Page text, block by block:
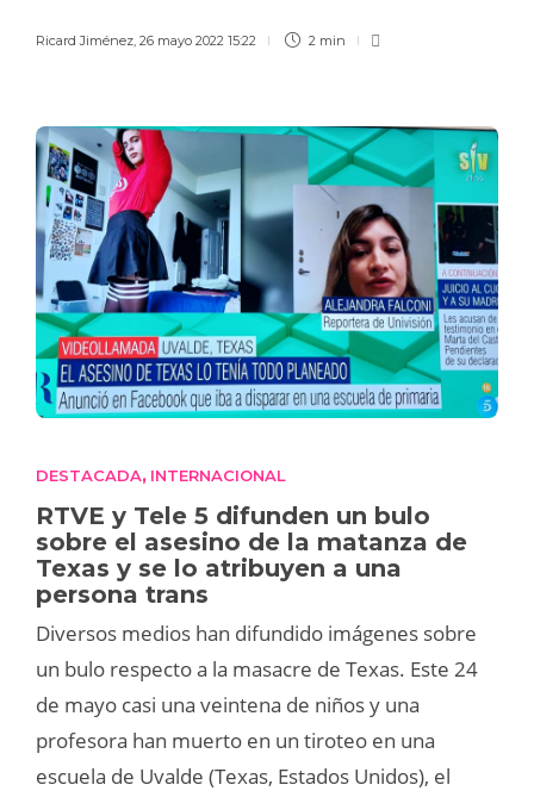
Ricard Jiménez, 26 mayo 2022 15:22 2 min
DESTACADA, INTERNACIONAL
RTVE y Tele 5 difunden un bulo
sobre el asesino de la matanza de
Texas y se lo atribuyen a una
persona trans
Diversos medios han difundido imágenes sobre
un bulo respecto a la masacre de Texas. Este 24
de mayo casi una veintena de niños y una
profesora han muerto en un tiroteo en una
escuela de Uvalde (Texas, Estados Unidos), el